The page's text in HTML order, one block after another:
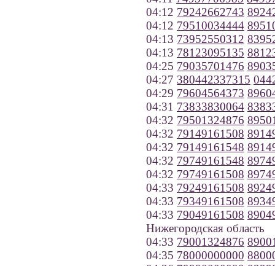
04:12 79242662743
04:12 79510034444
04:13 73952550312
04:13 78123095135
04:25 79035701476
04:27 380442337315
04:29 79604564373
04:31 73833830064
04:32 79501324876
04:32 79149161508
04:32 79149161548
04:32 79749161548
04:32 79749161508
04:33 79249161508
04:33 79349161508
04:33 79049161508
Нижегородская область
04:33 79001324876
04:35 78000000000